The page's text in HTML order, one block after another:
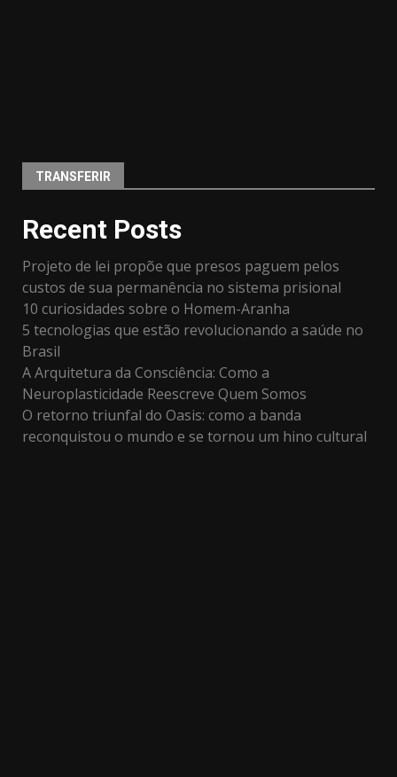
TRANSFERIR
Recent Posts
Projeto de lei propõe que presos paguem pelos
custos de sua permanência no sistema prisional
10 curiosidades sobre o Homem-Aranha
5 tecnologias que estão revolucionando a saúde no
Brasil
A Arquitetura da Consciência: Como a
Neuroplasticidade Reescreve Quem Somos
O retorno triunfal do Oasis: como a banda
reconquistou o mundo e se tornou um hino cultural